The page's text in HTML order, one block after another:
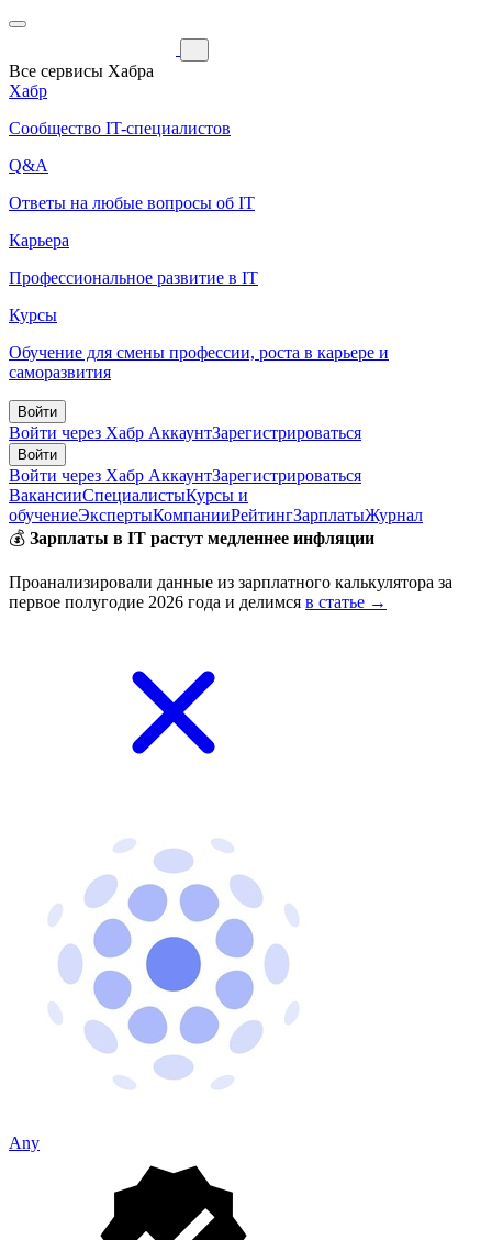
Все сервисы Хабра
Хабр
Сообщество IT-специалистов
Q&A
Ответы на любые вопросы об IT
Карьера
Профессиональное развитие в IT
Курсы
Обучение для смены профессии, роста в карьере и
саморазвития
Войти
Войти через Хабр АккаунтЗарегистрироваться
Войти
Войти через Хабр АккаунтЗарегистрироваться
ВакансииСпециалистыКурсы и
обучениеЭкспертыКомпанииРейтингЗарплатыЖурнал
💰 Зарплаты в IT растут медленнее инфляции
Проанализировали данные из зарплатного калькулятора за
первое полугодие 2026 года и делимся в статье →
Any